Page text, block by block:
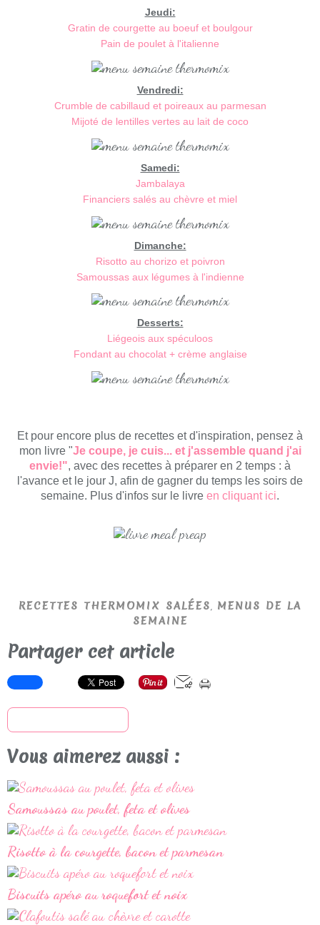
Jeudi:
Gratin de courgette au boeuf et boulgour
Pain de poulet à l'italienne
Vendredi:
Crumble de cabillaud et poireaux au parmesan
Mijoté de lentilles vertes au lait de coco
Samedi:
Jambalaya
Financiers salés au chèvre et miel
Dimanche:
Risotto au chorizo et poivron
Samoussas aux légumes à l'indienne
Desserts:
Liégeois aux spéculoos
Fondant au chocolat + crème anglaise
Et pour encore plus de recettes et d'inspiration, pensez à
mon livre "Je coupe, je cuis... et j'assemble quand j'ai
envie!", avec des recettes à préparer en 2 temps : à
l'avance et le jour J, afin de gagner du temps les soirs de
semaine. Plus d'infos sur le livre en cliquant ici.
RECETTES THERMOMIX SALÉES, MENUS DE LA
SEMAINE
Partager cet article
Vous aimerez aussi :
Samoussas au poulet, feta et olives
Risotto à la courgette, bacon et parmesan
Biscuits apéro au roquefort et noix